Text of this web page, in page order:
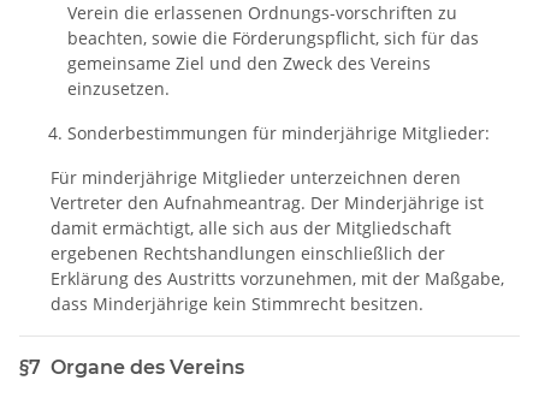
Verein die erlassenen Ordnungs-vorschriften zu
beachten, sowie die Förderungspflicht, sich für das
gemeinsame Ziel und den Zweck des Vereins
einzusetzen.
Sonderbestimmungen für minderjährige Mitglieder:
Für minderjährige Mitglieder unterzeichnen deren
Vertreter den Aufnahmeantrag. Der Minderjährige ist
damit ermächtigt, alle sich aus der Mitgliedschaft
ergebenen Rechtshandlungen einschließlich der
Erklärung des Austritts vorzunehmen, mit der Maßgabe,
dass Minderjährige kein Stimmrecht besitzen.
§7 Organe des Vereins